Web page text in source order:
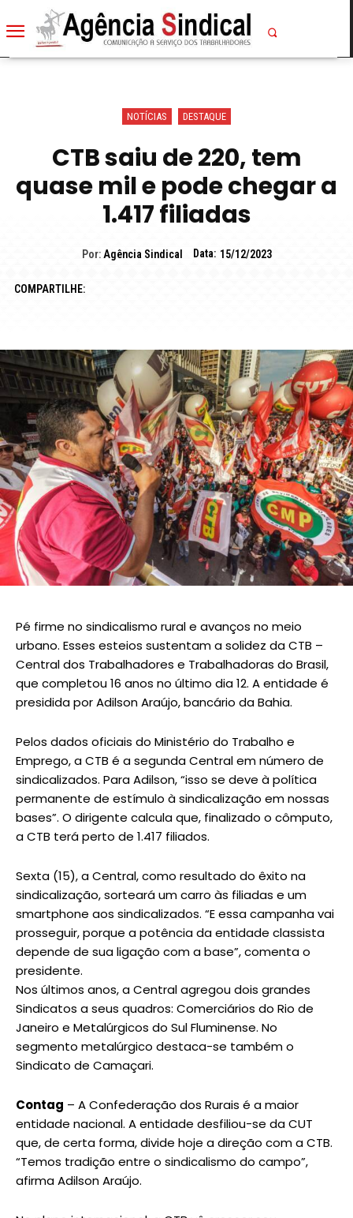
NOTÍCIAS DESTAQUE
CTB saiu de 220, tem
quase mil e pode chegar a
1.417 filiadas
Por: Agência Sindical Data: 15/12/2023
COMPARTILHE:
Pé firme no sindicalismo rural e avanços no meio
urbano. Esses esteios sustentam a solidez da CTB –
Central dos Trabalhadores e Trabalhadoras do Brasil,
que completou 16 anos no último dia 12. A entidade é
presidida por Adilson Araújo, bancário da Bahia.
Pelos dados oficiais do Ministério do Trabalho e
Emprego, a CTB é a segunda Central em número de
sindicalizados. Para Adilson, “isso se deve à política
permanente de estímulo à sindicalização em nossas
bases”. O dirigente calcula que, finalizado o cômputo,
a CTB terá perto de 1.417 filiados.
Sexta (15), a Central, como resultado do êxito na
sindicalização, sorteará um carro às filiadas e um
smartphone aos sindicalizados. “E essa campanha vai
prosseguir, porque a potência da entidade classista
depende de sua ligação com a base”, comenta o
presidente.
Nos últimos anos, a Central agregou dois grandes
Sindicatos a seus quadros: Comerciários do Rio de
Janeiro e Metalúrgicos do Sul Fluminense. No
segmento metalúrgico destaca-se também o
Sindicato de Camaçari.
Contag – A Confederação dos Rurais é a maior
entidade nacional. A entidade desfiliou-se da CUT
que, de certa forma, divide hoje a direção com a CTB.
“Temos tradição entre o sindicalismo do campo”,
afirma Adilson Araújo.